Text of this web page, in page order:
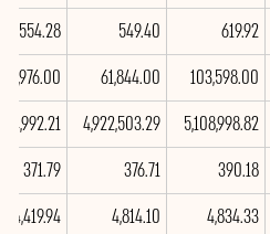
619.92
549.40
554.28
103,598.00
61,844.00
5,108,998.82
4,922,503.29
390.18
376.71
371.79
4,834.33
4,814.10
4,419.94